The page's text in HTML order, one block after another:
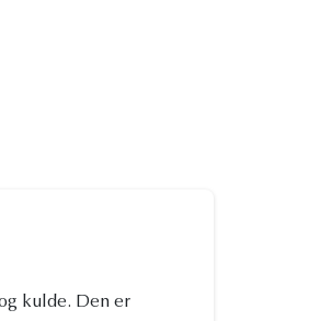
kulde. Den er